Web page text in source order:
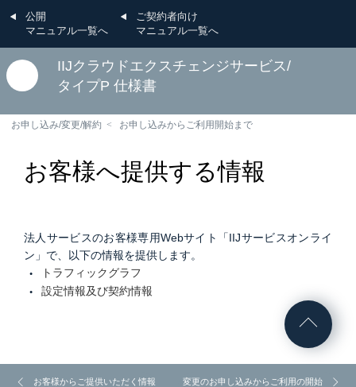
公開
マニュアル一覧へ
ご契約者向け
マニュアル一覧へ
IIJクラウドエクスチェンジサービス/
タイプP 仕様書
お申し込み/変更/解約 お申し込みからご利用開始まで
お客様へ提供する情報
法人サービスのお客様専用Webサイト「IIJサービスオンライ
ン」で、以下の情報を提供します。
トラフィックグラフ
設定情報及び契約情報
お客様からご提供いただく情報
変更のお申し込みからご利用の開始